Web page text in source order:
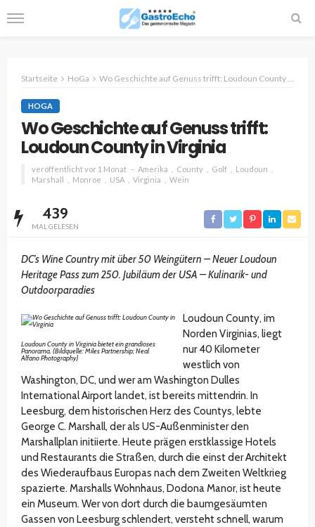
Startseite HoGa Wo Geschichte auf Genuss trifft: Loudoun County in Virginia
HOGA
Wo Geschichte auf Genuss trifft:
Loudoun County in Virginia
veröffentlicht vor 1 Monat Amerika County Golf
Loudoun
Marshall
Monroe USA Virginia Wein
439
MAL GELESEN
DC’s Wine Country mit über 50 Weingütern – Neuer Loudoun
Heritage Pass zum 250. Jubiläum der USA – Kulinarik- und
Outdoorparadies
Loudoun County in Virginia bietet ein grandioses
Panorama. (Bildquelle: Miles Partnership; Neal
Alfano Photography)
Loudoun County, im
Norden Virginias, liegt
nur 40 Kilometer
westlich von
Washington, DC, und wer am Washington Dulles
International Airport landet, ist bereits mittendrin. In
Leesburg, dem historischen Herz des Countys, lebte
George C. Marshall, der als US-Außenminister den
Marshallplan initiierte. Heute prägen erstklassige Hotels
und Restaurants die Straßen, durch die einst der Architekt
des Wiederaufbaus Europas nach dem Zweiten Weltkrieg
spazierte. Marshalls Wohnhaus, Dodona Manor, ist heute
ein Museum. Wer von dort durch die baumgesäumten
Gassen von Leesburg schlendert, versteht schnell, warum